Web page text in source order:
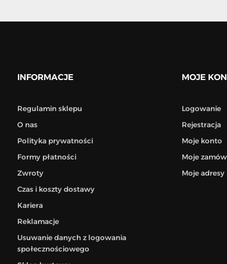
INFORMACJE
Regulamin sklepu
O nas
Polityka prywatności
Formy płatności
Zwroty
Czas i koszty dostawy
Kariera
Reklamacje
Usuwanie danych z logowania
społecznościowego
MOJE
Logowanie
Rejestracja
Moje konto
Moje
Moje adresy